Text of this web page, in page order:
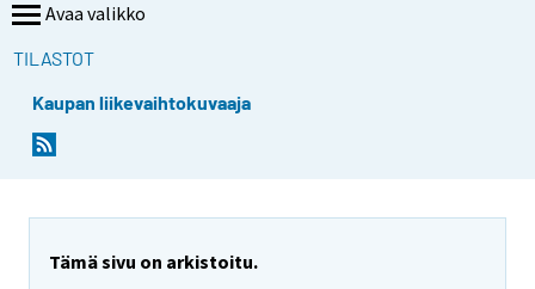
Avaa valikko
TILASTOT
Kaupan liikevaihtokuvaaja
Tämä sivu on arkistoitu.